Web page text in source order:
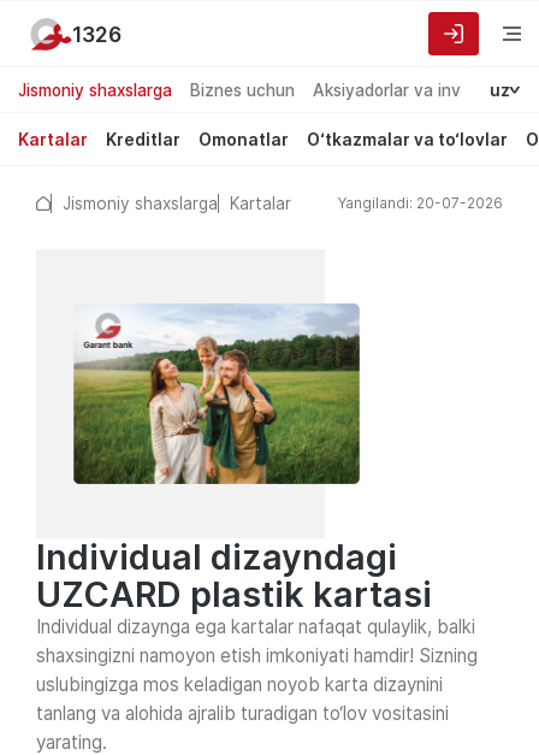
Jismoniy shaxslarga Biznes uchun Aksiyadorlar va investorlarga
uz
Kartalar Kreditlar Omonatlar O‘tkazmalar va to‘lovlar
1326
Jismoniy shaxslarga Kartalar Yangilandi: 20-07-2026
Individual dizayndagi
UZCARD plastik kartasi
Individual dizaynga ega kartalar nafaqat qulaylik, balki
shaxsingizni namoyon etish imkoniyati hamdir! Sizning
uslubingizga mos keladigan noyob karta dizaynini
tanlang va alohida ajralib turadigan to‘lov vositasini
yarating.